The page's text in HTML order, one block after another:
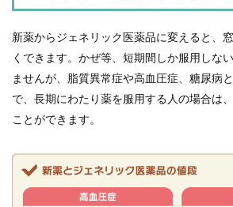
新薬からジェネリック医薬品に変えると、
くできます。かぜ等、短期間しか服用しな
ませんが、脂質異常症や高血圧症、糖尿病
で、長期にわたり薬を服用する人の場合は
ことができます。